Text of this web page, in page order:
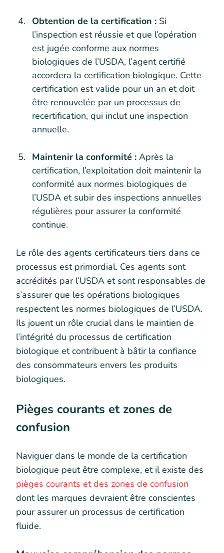
Obtention de la certification : Si
l’inspection est réussie et que l’opération
est jugée conforme aux normes
biologiques de l’USDA, l’agent certifié
accordera la certification biologique. Cette
certification est valide pour un an et doit
être renouvelée par un processus de
recertification, qui inclut une inspection
annuelle.
Maintenir la conformité : Après la
certification, l’exploitation doit maintenir la
conformité aux normes biologiques de
l’USDA et subir des inspections annuelles
régulières pour assurer la conformité
continue.
Le rôle des agents certificateurs tiers dans ce
processus est primordial. Ces agents sont
accrédités par l’USDA et sont responsables de
s’assurer que les opérations biologiques
respectent les normes biologiques de l’USDA.
Ils jouent un rôle crucial dans le maintien de
l’intégrité du processus de certification
biologique et contribuent à bâtir la confiance
des consommateurs envers les produits
biologiques.
Pièges courants et zones de
confusion
Naviguer dans le monde de la certification
biologique peut être complexe, et il existe des
pièges courants et des zones de confusion
dont les marques devraient être conscientes
pour assurer un processus de certification
fluide.